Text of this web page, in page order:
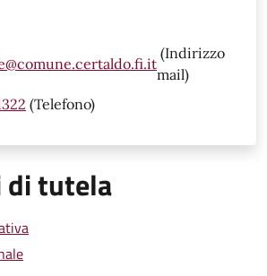
(Indirizzo
mail)
(Telefono)
tutela